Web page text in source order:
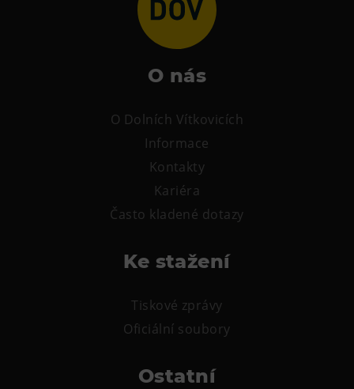
CØKAFE Dolní Vítkovice
O nás
O Dolních Vítkovicích
Informace
Kontakty
Kariéra
Často kladené dotazy
Ke stažení
Tiskové zprávy
Oficiální soubory
Ostatní